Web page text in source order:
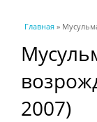
Вы здесь
Главная »
2007)